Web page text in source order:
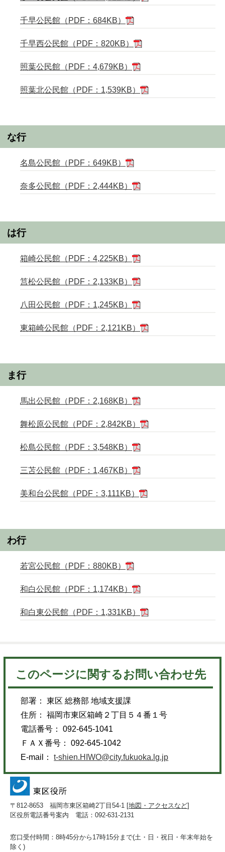
千早公民館（PDF：684KB）
千早西公民館（PDF：820KB）
照葉公民館（PDF：4,679KB）
照葉北公民館（PDF：1,539KB）
な行
名島公民館（PDF：649KB）
奈多公民館（PDF：2,444KB）
は行
箱崎公民館（PDF：4,225KB）
筥松公民館（PDF：2,133KB）
八田公民館（PDF：1,245KB）
東箱崎公民館（PDF：2,121KB）
ま行
馬出公民館（PDF：2,168KB）
舞松原公民館（PDF：2,842KB）
松島公民館（PDF：3,548KB）
三苫公民館（PDF：1,467KB）
美和台公民館（PDF：3,111KB）
わ行
若宮公民館（PDF：880KB）
和白公民館（PDF：1,174KB）
和白東公民館（PDF：1,331KB）
このページに関するお問い合わせ先
部署： 東区 総務部 地域支援課
住所： 福岡市東区箱崎２丁目５４番１号
電話番号： 092-645-1041
ＦＡＸ番号： 092-645-1042
E-mail：t-shien.HIWO@city.fukuoka.lg.jp
〒812-8653 福岡市東区箱崎2丁目54-1 [地図・アクセスなど]
区役所電話番号案内 電話：092-631-2131
窓口受付時間：8時45分から17時15分まで(土・日・祝日・年末年始を
除く)